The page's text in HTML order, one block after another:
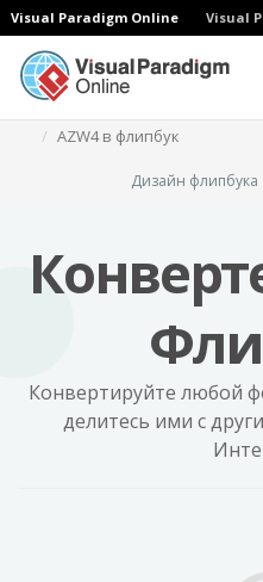
Visual Paradigm Online Visual
AZW4 в флипбук
Дизайн флипбука
Конвертируйте любой
делитесь ими с